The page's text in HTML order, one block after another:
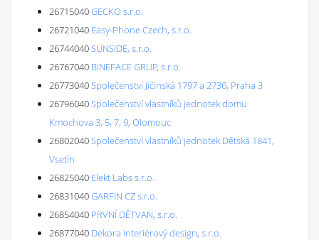
26715040GECKO s.r.o.
26721040 Easy-Phone Czech, s.r.o.
26744040SUNSIDE, s.r.o.
26767040 BINEFACE GRUP, s.r.o.
26773040Společenství Jičínská 1797 a 2736, Praha 3
26796040Společenství vlastníků jednotek domu
Kmochova 3, 5, 7, 9, Olomouc
26802040Společenství vlastníků jednotek Dětská 1841,
Vsetín
26825040 Elekt Labs s.r.o.
26831040GARFIN CZ s.r.o.
26854040 PRVNÍ DĚTVAN, s.r.o.
26877040 Dekora interiérový design, s.r.o.